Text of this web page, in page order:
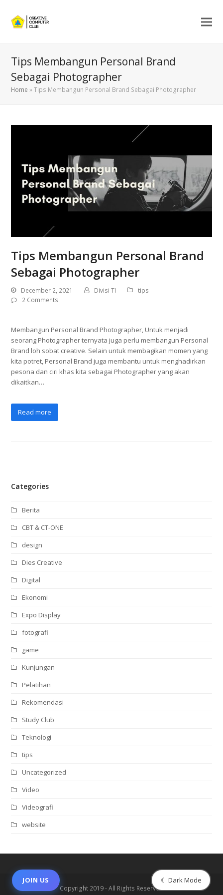
Tips Membangun Personal Brand
Sebagai Photographer
Home »Tips Membangun Personal Brand Sebagai Photographer
Tips Membangun Personal Brand
Sebagai Photographer
December 2, 2021 Divisi TI
tips
2 Comments
Membangun Personal Brand Photographer, Untuk menjadi
seorang Photographer ternyata juga perlu membangun Personal
Brand loh sobat creative. Selain untuk membagikan momen yang
kita potret, Personal Brand juga membantu untuk menghadirkan
pesona dan ciri khas kita sebagai Photographer yang akan
dikaitkan…
Read more
Categories
Berita
CBT & CT-ONE
design
Dies Creative
Digital
Ekonomi
Expo Display
fotografi
game
Kunjungan
Pelatihan
Rekomendasi
Study Club
Teknologi
tips
Uncategorized
Video
Videografi
website
Copyright 2019 - All Rights Reserved
JOIN US ☾ Dark Mode